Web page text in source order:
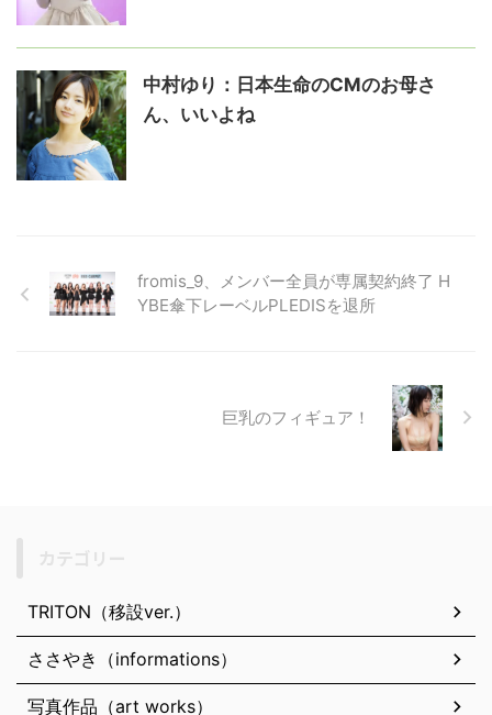
中村ゆり：日本生命のCMのお母さ
ん、いいよね
fromis_9、メンバー全員が専属契約終了 H
YBE傘下レーベルPLEDISを退所
巨乳のフィギュア！
TRITON（移設ver.）
ささやき（informations）
写真作品（art works）